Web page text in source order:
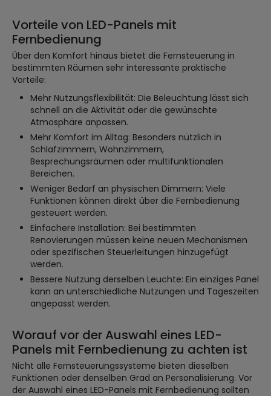
Vorteile von LED-Panels mit
Fernbedienung
Über den Komfort hinaus bietet die Fernsteuerung in
bestimmten Räumen sehr interessante praktische
Vorteile:
Mehr Nutzungsflexibilität: Die Beleuchtung lässt sich
schnell an die Aktivität oder die gewünschte
Atmosphäre anpassen.
Mehr Komfort im Alltag: Besonders nützlich in
Schlafzimmern, Wohnzimmern,
Besprechungsräumen oder multifunktionalen
Bereichen.
Weniger Bedarf an physischen Dimmern: Viele
Funktionen können direkt über die Fernbedienung
gesteuert werden.
Einfachere Installation: Bei bestimmten
Renovierungen müssen keine neuen Mechanismen
oder spezifischen Steuerleitungen hinzugefügt
werden.
Bessere Nutzung derselben Leuchte: Ein einziges Panel
kann an unterschiedliche Nutzungen und Tageszeiten
angepasst werden.
Worauf vor der Auswahl eines LED-
Panels mit Fernbedienung zu achten ist
Nicht alle Fernsteuerungssysteme bieten dieselben
Funktionen oder denselben Grad an Personalisierung. Vor
der Auswahl eines LED-Panels mit Fernbedienung sollten